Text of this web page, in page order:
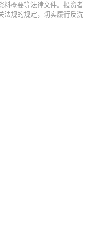
料概要等法律文件。投资者
法规的规定，切实履行反洗